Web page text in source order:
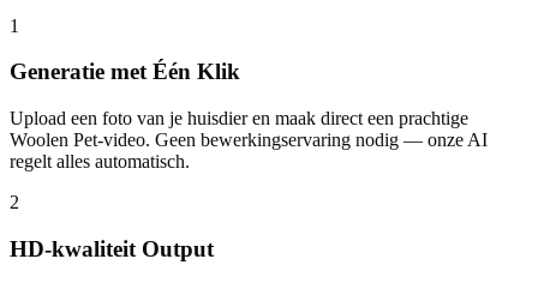
1
Generatie met Één Klik
Upload een foto van je huisdier en maak direct een prachtige
Woolen Pet-video. Geen bewerkingservaring nodig — onze AI
regelt alles automatisch.
2
HD-kwaliteit Output